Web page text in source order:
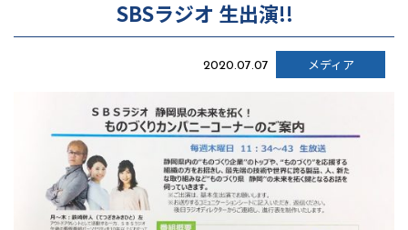
SBSラジオ 生出演!!
2020.07.07 メディア